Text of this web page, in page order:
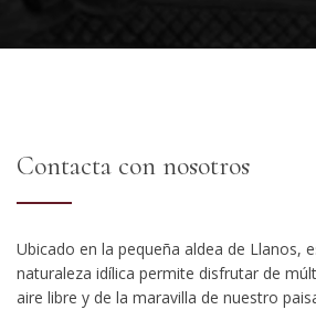
Contacta con nosotros
Ubicado en la pequeña aldea de Llanos,
naturaleza idílica permite disfrutar de
aire libre y de la maravilla de nuestro